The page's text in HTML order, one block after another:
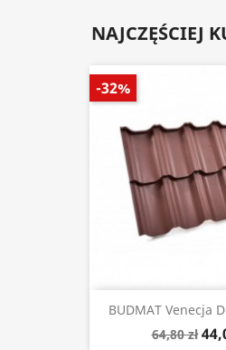
NAJCZĘŚCIEJ
BUDMAT Venecja
64,80 zł
-32%